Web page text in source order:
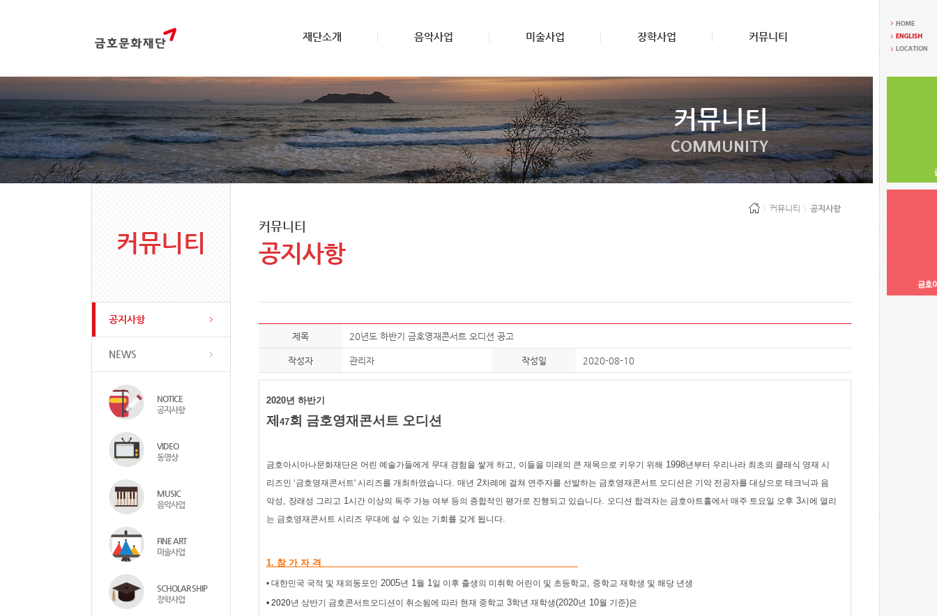
재단소개 음악사업 미술사업 장학사업 커뮤니티
커뮤니티
COMMUNITY
커뮤니티
공지사항
NEWS
NOTICE
공지사항
VIDEO
동영상
MUSIC
음악사업
FINE ART
미술사업
SCHOLAR SHIP
장학사업
커뮤니티 공지사항
커뮤니티
공지사항
제목 20년도 하반기 금호영재콘서트 오디션 공고
작성자 관리자 작성일 2020-08-10
2020년 하반기
제 47회 금호영재콘서트 오디션
금호아시아나문화재단은 어린 예술가들에게 무대 경험을 쌓게 하고, 이들을 미래의 큰 재목으로 키우기 위해 1998년부터 우리나라 최초의 클래식 영재 시
리즈인 ‘금호영재콘서트' 시리즈를 개최하였습니다. 매년 2차례에 걸쳐 연주자를 선발하는 금호영재콘서트 오디션은 기악 전공자를 대상으로 테크닉과 음
악성, 장래성 그리고 1시간 이상의 독주 가능 여부 등의 종합적인 평가로 진행되고 있습니다. 오디션 합격자는 금호아트홀에서 매주 토요일 오후 3시에 열리
는 금호영재콘서트 시리즈 무대에 설 수 있는 기회를 갖게 됩니다.
1. 참 가 자 격
• 대한민국 국적 및 재외동포인 2005년 1월 1일 이후 출생의 미취학 어린이 및 초등학교, 중학교 재학생 및 해당 년생
• 2020년 상반기 금호콘서트오디션이 취소됨에 따라 현재 중학교 3학년 재학생(2020년 10월 기준)은